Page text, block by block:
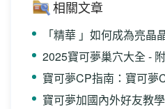
相關文章
「精華 」如何成為亮晶晶
2025寶可夢巢穴大全 - 附多款
寶可夢CP指南：寶可夢CP怎麼
寶可夢加國內外好友教學（附